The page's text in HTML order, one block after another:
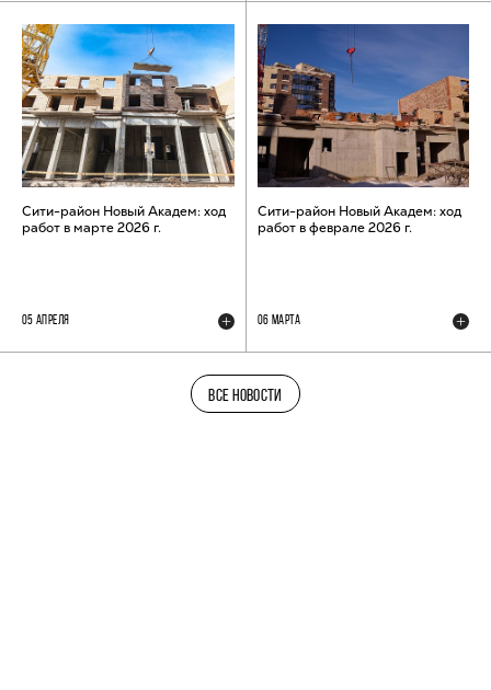
Сити-район Новый Академ: ход
работ в марте 2026 г.
05 АПРЕЛЯ
Сити-район Новый Академ: ход
работ в феврале 2026 г.
06 МАРТА
ВСЕ НОВОСТИ